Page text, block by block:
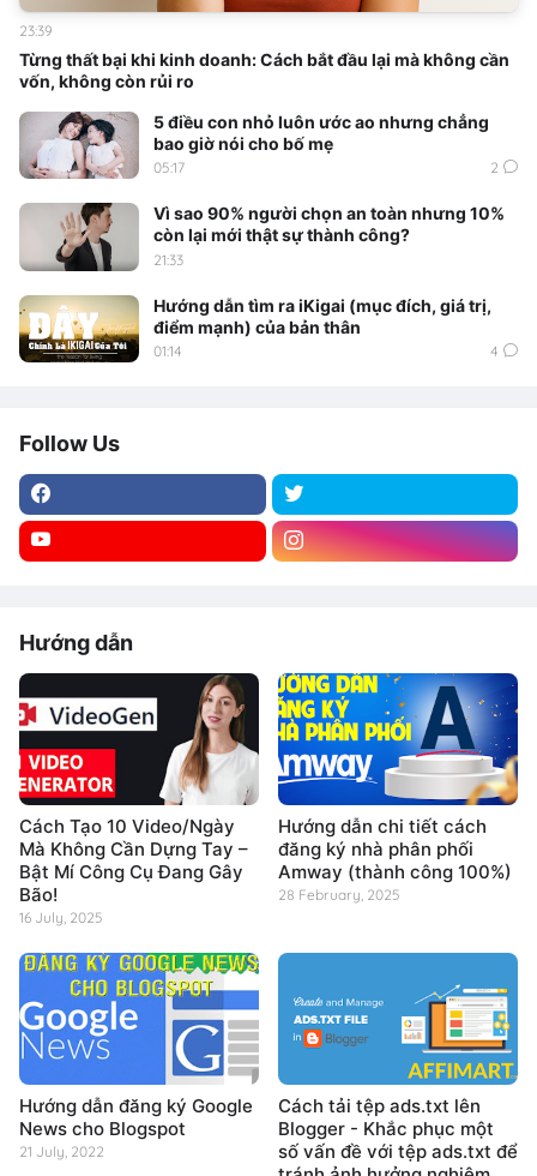
Từng thất bại khi kinh doanh: Cách bắt đầu lại mà không cần
vốn, không còn rủi ro
23:39
5 điều con nhỏ luôn ước ao nhưng chẳng
bao giờ nói cho bố mẹ
05:17 2
Vì sao 90% người chọn an toàn nhưng 10%
còn lại mới thật sự thành công?
21:33
Hướng dẫn tìm ra iKigai (mục đích, giá trị,
điểm mạnh) của bản thân
01:14 4
Follow Us
Hướng dẫn
Cách Tạo 10 Video/Ngày
Mà Không Cần Dựng Tay –
Bật Mí Công Cụ Đang Gây
Bão!
16 July, 2025
Hướng dẫn chi tiết cách
đăng ký nhà phân phối
Amway (thành công 100%)
28 February, 2025
Hướng dẫn đăng ký Google
News cho Blogspot
21 July, 2022
Cách tải tệp ads.txt lên
Blogger - Khắc phục một
số vấn đề với tệp ads.txt để